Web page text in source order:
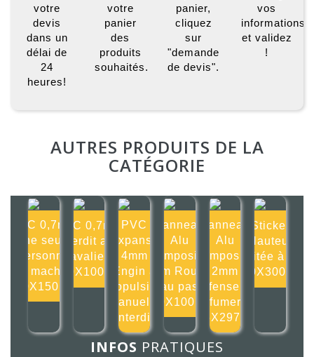
votre
devis
dans un
délai de
24
heures!
votre
panier
des
produits
souhaités.
panier,
cliquez
sur
"demande
de devis".
vos
informations
et validez
!
AUTRES PRODUITS DE LA
CATÉGORIE
PVC 0,7mm
Une seule
personne
par machine
150X150mm
PVC 0,7mm
Interdit aux
cavaliers
100X100mm
PVC
Expansé
4mm
Engin à
propulsion
manuelle
interdit
Panneau
Alu
composite
2mm Roulez
au pas
100X100mm
Panneau
Alu
composite
2mm
Défense de
fumer
105X297mm
Sticker
Hauteur
limitée à 3m
300X300mm
INFOS PRATIQUES